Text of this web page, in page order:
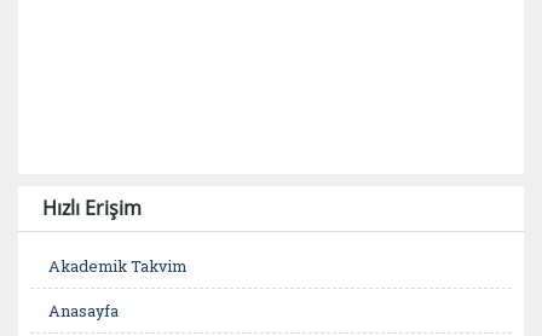
Hızlı Erişim
Akademik Takvim
Anasayfa